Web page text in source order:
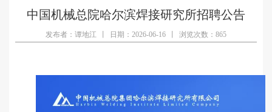
中国机械总院哈尔滨焊接研究所招聘公告
发布者：谭地江 日期：2026-06-16 浏览次数：865